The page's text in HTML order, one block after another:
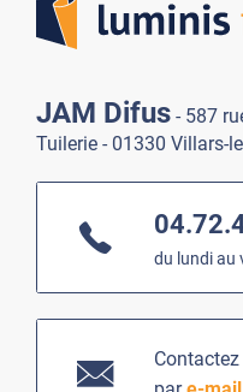
JAM Difus - 587
Tuilerie - 01330 Villars-
du lundi au